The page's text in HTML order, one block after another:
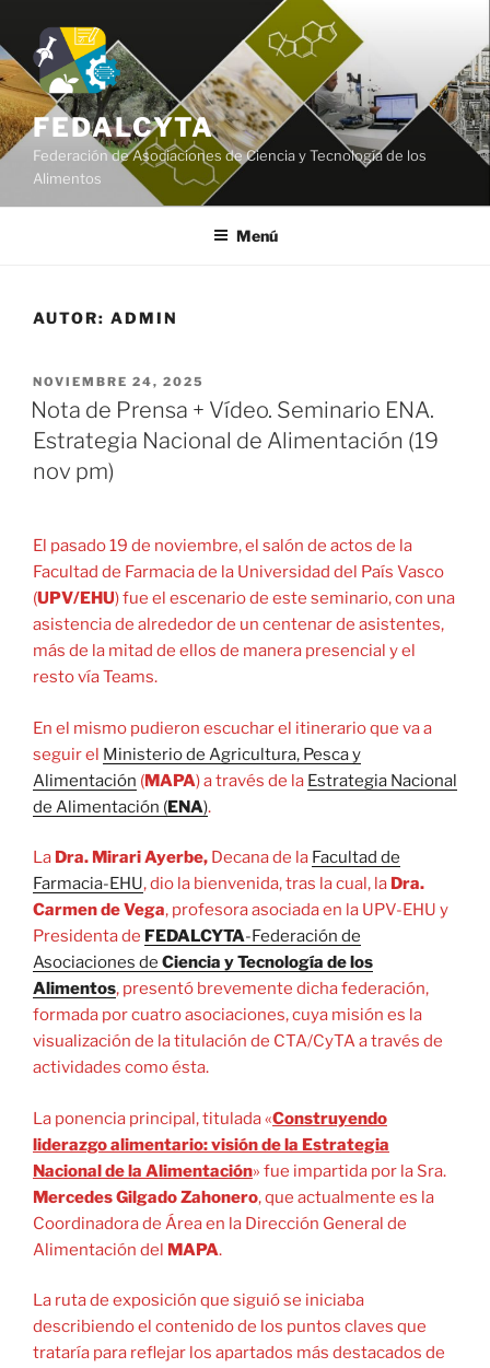
contenido
FEDALCYTA
Federación de Asociaciones de Ciencia y Tecnología de los
Alimentos
Menú
AUTOR: ADMIN
PUBLICADO
EL
NOVIEMBRE 24, 2025
Nota de Prensa + Vídeo. Seminario ENA.
Estrategia Nacional de Alimentación (19
nov pm)
El pasado 19 de noviembre, el salón de actos de la
Facultad de Farmacia de la Universidad del País Vasco
(UPV/EHU) fue el escenario de este seminario, con una
asistencia de alrededor de un centenar de asistentes,
más de la mitad de ellos de manera presencial y el
resto vía Teams.
En el mismo pudieron escuchar el itinerario que va a
seguir el Ministerio de Agricultura, Pesca y
Alimentación (MAPA) a través de la Estrategia Nacional
de Alimentación (ENA).
La Dra. Mirari Ayerbe, Decana de la Facultad de
Farmacia-EHU, dio la bienvenida, tras la cual, la Dra.
Carmen de Vega, profesora asociada en la UPV-EHU y
Presidenta de FEDALCYTA-Federación de
Asociaciones de Ciencia y Tecnología de los
Alimentos, presentó brevemente dicha federación,
formada por cuatro asociaciones, cuya misión es la
visualización de la titulación de CTA/CyTA a través de
actividades como ésta.
La ponencia principal, titulada «Construyendo
liderazgo alimentario: visión de la Estrategia
Nacional de la Alimentación» fue impartida por la Sra.
Mercedes Gilgado Zahonero, que actualmente es la
Coordinadora de Área en la Dirección General de
Alimentación del MAPA.
La ruta de exposición que siguió se iniciaba
describiendo el contenido de los puntos claves que
trataría para reflejar los apartados más destacados de